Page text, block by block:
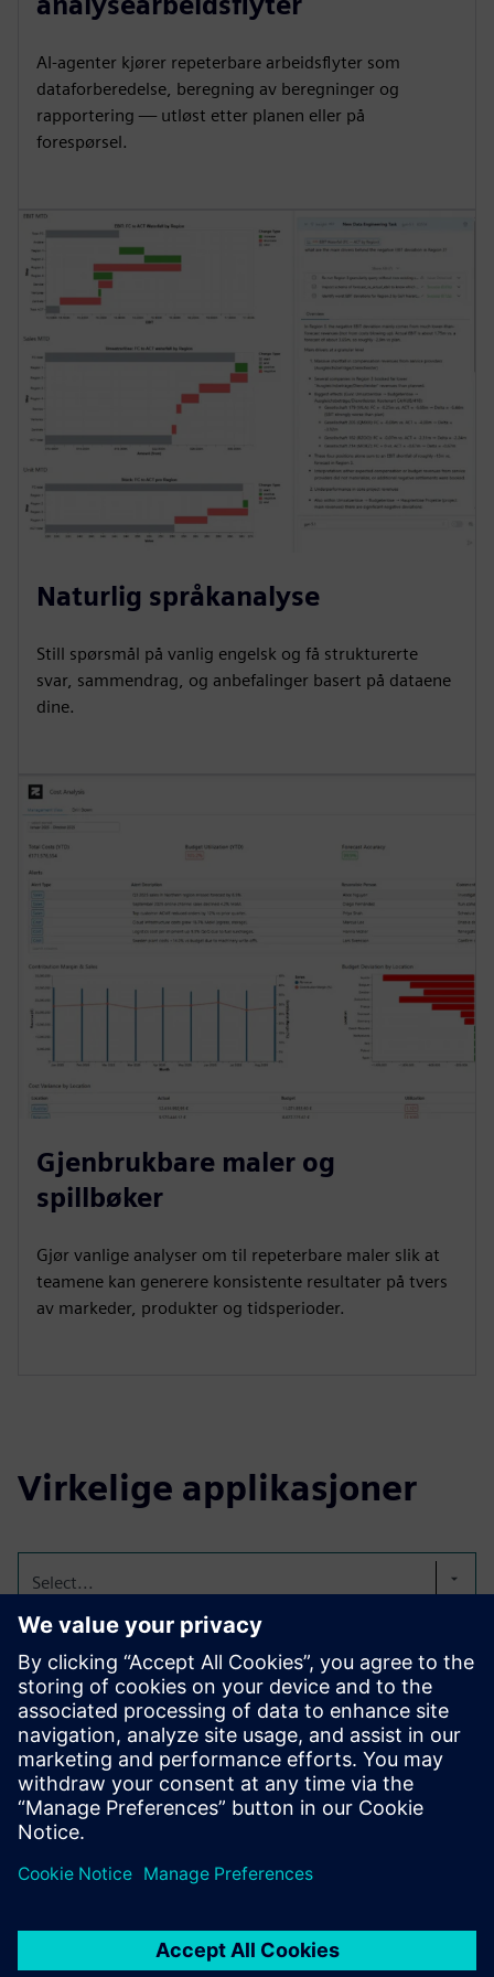
AI-agenter kjører repeterbare arbeidsflyter som
dataforberedelse, beregning av beregninger og
rapportering — utløst etter planen eller på
forespørsel.
Naturlig språkanalyse
Still spørsmål på vanlig engelsk og få strukturerte
svar, sammendrag, og anbefalinger basert på dataene
dine.
Gjenbrukbare maler og
spillbøker
Gjør vanlige analyser om til repeterbare maler slik at
teamene kan generere konsistente resultater på tvers
av markeder, produkter og tidsperioder.
Virkelige applikasjoner
Select...
Detaljert KPI-sporing på
tvers av datakilder.
Fra fraktkostnader, ruteoptimalisering, utnyttelsesgrader
og prisanbefaling, full syklusanalyse.